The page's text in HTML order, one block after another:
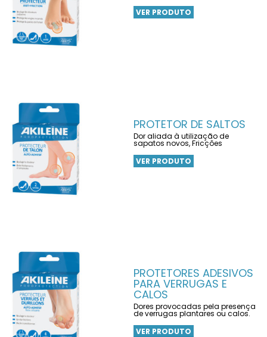
VER PRODUTO
PROTETOR DE SALTOS
Dor aliada à utilização de
sapatos novos, Fricções
VER PRODUTO
PROTETORES ADESIVOS
PARA VERRUGAS E
CALOS
Dores provocadas pela presença
de verrugas plantares ou calos.
VER PRODUTO